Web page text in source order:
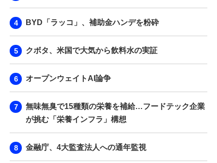
BYD「ラッコ」、補助金ハンデを粉砕
クボタ、米国で大気から飲料水の実証
オープンウェイトAI論争
無味無臭で15種類の栄養を補給…フードテック企業
が挑む「栄養インフラ」構想
金融庁、4大監査法人への通年監視